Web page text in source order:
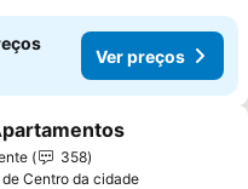
Ver preços
aos favoritos
358
Centro da cidade